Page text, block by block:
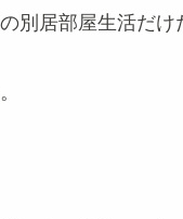
別居部屋生活だけ